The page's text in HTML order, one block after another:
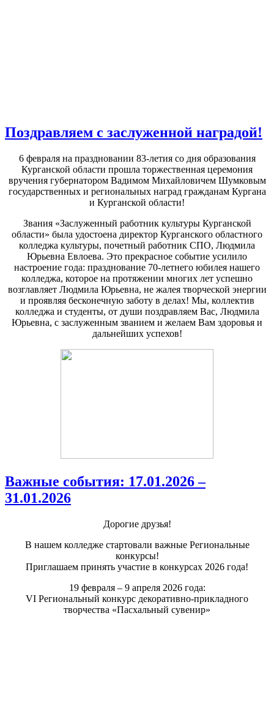
Поздравляем с заслуженной наградой!
6 февраля на праздновании 83-летия со дня образования
Курганской области прошла торжественная церемония
вручения губернатором Вадимом Михайловичем Шумковым
государственных и региональных наград гражданам Кургана
и Курганской области!
Звания «Заслуженный работник культуры Курганской
области» была удостоена директор Курганского областного
колледжа культуры, почетный работник СПО, Людмила
Юрьевна Евлоева. Это прекрасное событие усилило
настроение года: празднование 70-летнего юбилея нашего
колледжа, которое на протяжении многих лет успешно
возглавляет Людмила Юрьевна, не жалея творческой энергии
и проявляя бесконечную заботу в делах! Мы, коллектив
колледжа и студенты, от души поздравляем Вас, Людмила
Юрьевна, с заслуженным званием и желаем Вам здоровья и
дальнейших успехов!
Важные события: 17.01.2026 –
31.01.2026
Дорогие друзья!
В нашем колледже стартовали важные Региональные
конкурсы!
Приглашаем принять участие в конкурсах 2026 года!
19 февраля – 9 апреля 2026 года:
VI Региональный конкурс декоративно-прикладного
творчества «Пасхальный сувенир»